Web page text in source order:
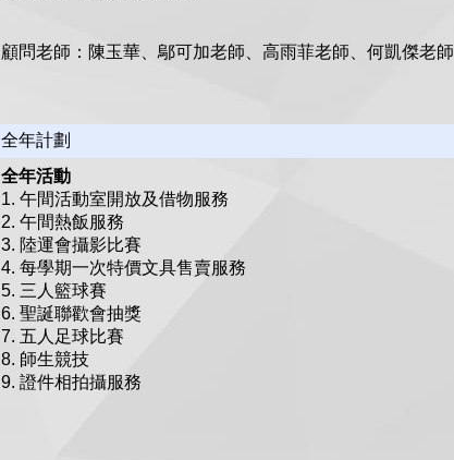
顧問老師：陳玉華、鄔可加老師、高雨菲老師、何凱傑老師
全年計劃
全年活動
1. 午間活動室開放及借物服務
2. 午間熱飯服務
3. 陸運會攝影比賽
4. 每學期一次特價文具售賣服務
5. 三人籃球賽
6. 聖誕聯歡會抽獎
7. 五人足球比賽
8. 師生競技
9. 證件相拍攝服務